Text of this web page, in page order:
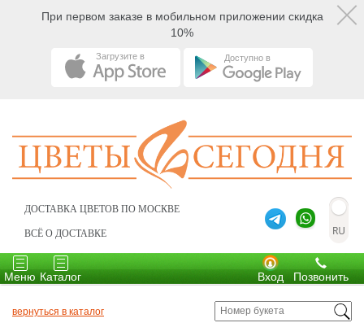
При первом заказе в мобильном приложении скидка
10%
Загрузите в Доступно в
ДОСТАВКА ЦВЕТОВ ПО МОСКВЕ
ВСЁ О ДОСТАВКЕ
Toggle
navigation
Меню
Toggle
navigation
Каталог Позвонить
Вход
вернуться в каталог